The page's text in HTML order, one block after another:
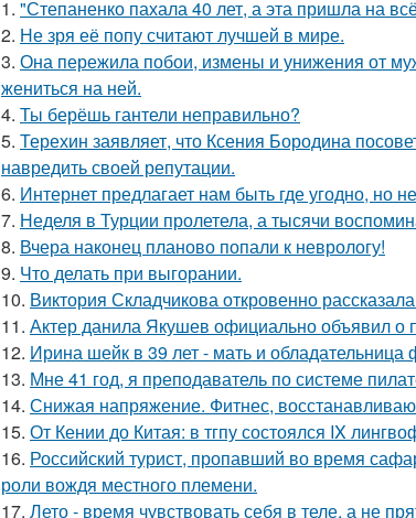
1. "Степаненко пахала 40 лет, а эта пришла на
2. Не зря её попу считают лучшей в мире.
3. Она пережила побои, измены и унижения от
жениться на ней.
4. Ты берёшь гантели неправильно?
5. Терехин заявляет, что Ксения Бородина
навредить своей репутации.
6. Интернет предлагает нам быть где угодно, но
7. Неделя в Турции пролетела, а тысячи
8. Вчера наконец планово попали к неврологу!
9. Что делать при выгорании.
10. Виктория Складчикова откровенно
11. Актер данила Якушев официально объявил о
12. Ирина шейк в 39 лет - мать и
13. Мне 41 год, я преподаватель по системе
14. Снижая напряжение. Фитнес,
15. От Кении до Китая: в тгпу состоялся IX
16. Российский турист, пропавший во время
роли вождя местного племени.
17. Лето - время чувствовать себя в теле, а не